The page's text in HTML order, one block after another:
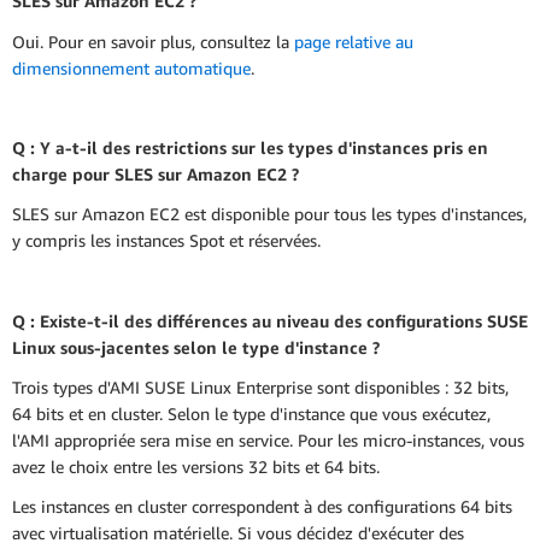
Oui. Pour en savoir plus, consultez la page relative au
dimensionnement automatique.
Q : Y a-t-il des restrictions sur les types d'instances pris en
charge pour SLES sur Amazon EC2 ?
SLES sur Amazon EC2 est disponible pour tous les types d'instances,
y compris les instances Spot et réservées.
Q : Existe-t-il des différences au niveau des configurations SUSE
Linux sous-jacentes selon le type d'instance ?
Trois types d'AMI SUSE Linux Enterprise sont disponibles : 32 bits,
64 bits et en cluster. Selon le type d'instance que vous exécutez,
l'AMI appropriée sera mise en service. Pour les micro-instances, vous
avez le choix entre les versions 32 bits et 64 bits.
Les instances en cluster correspondent à des configurations 64 bits
avec virtualisation matérielle. Si vous décidez d'exécuter des